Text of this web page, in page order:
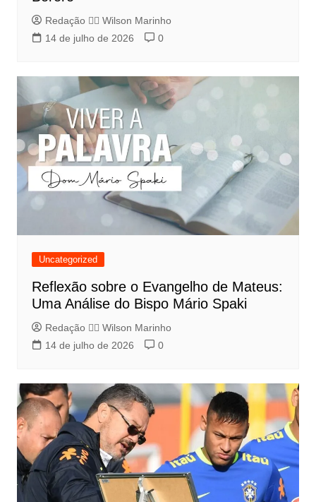
Redação 👨‍⚖️​ Wilson Marinho
14 de julho de 2026
0
Uncategorized
Reflexão sobre o Evangelho de Mateus:
Uma Análise do Bispo Mário Spaki
Redação 👨‍⚖️​ Wilson Marinho
14 de julho de 2026
0